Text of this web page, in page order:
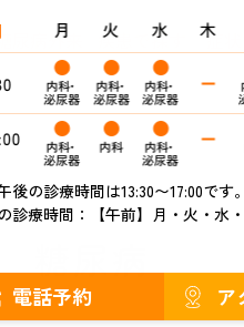
の診療時間は13:30〜17:00です。
診療時間：
【午前】月・火・水
電話予約 ア
尿病外来 疾患で探す 症状